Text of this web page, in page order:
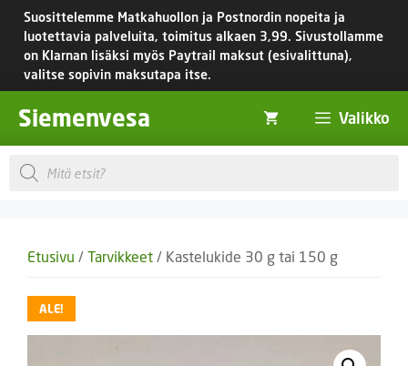
Siirry
sisältöön
Suosittelemme Matkahuollon ja Postnordin nopeita ja
luotettavia palveluita, toimitus alkaen 3,99. Sivustollamme
on Klarnan lisäksi myös Paytrail maksut (esivalittuna),
valitse sopivin maksutapa itse.
Siemenvesa Valikko
Products
search
Etusivu / Tarvikkeet / Kastelukide 30 g tai 150 g
ALE!